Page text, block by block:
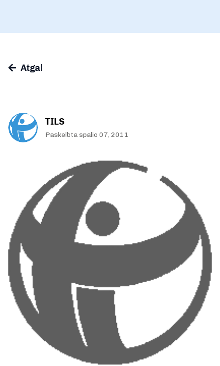
Atgal
TILS
Paskelbta spalio 07, 2011